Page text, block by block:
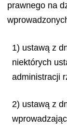
prawnego na
1) ustawą z
niektórych
administracji
2) ustawą z